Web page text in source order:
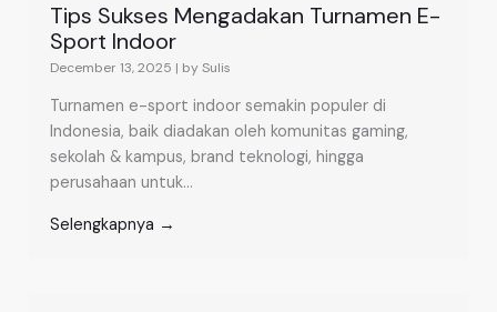
Tips Sukses Mengadakan Turnamen E-
Sport Indoor
December 13, 2025 | by Sulis
Turnamen e-sport indoor semakin populer di
Indonesia, baik diadakan oleh komunitas gaming,
sekolah & kampus, brand teknologi, hingga
perusahaan untuk...
Selengkapnya →